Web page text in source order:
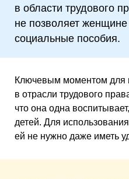
в области трудового
не позволяет женщине
социальные пособия.
Ключевым моментом для
в отрасли трудового
что она одна
детей. Для
ей не нужно даже иметь